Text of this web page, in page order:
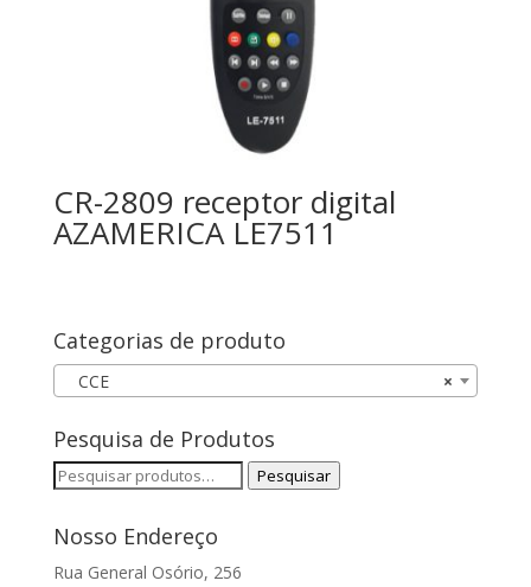
CR-2809 receptor digital
AZAMERICA LE7511
Categorias de produto
×
CCE
Pesquisa de Produtos
Pesquisar
Pesquisar
Nosso Endereço
Rua General Osório, 256